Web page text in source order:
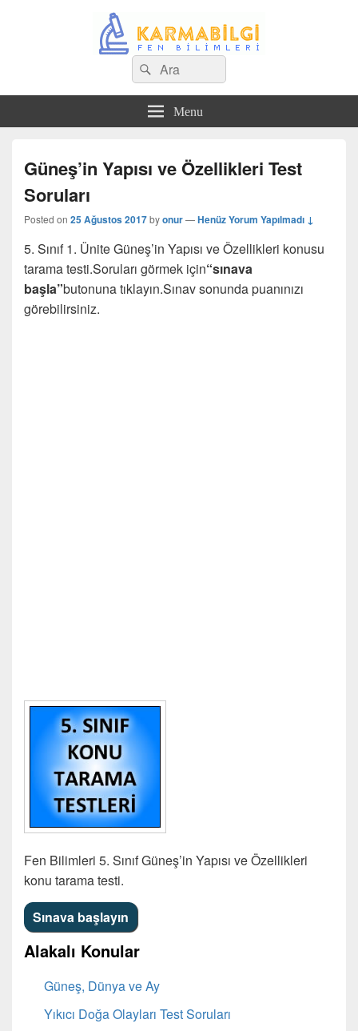
Search
for:
Ara
Menu
Güneş’in Yapısı ve Özellikleri Test
Soruları
Posted on 25 Ağustos 2017byonur—Henüz Yorum Yapılmadı ↓
5. Sınıf 1. Ünite Güneş’in Yapısı ve Özellikleri konusu
tarama testi.Soruları görmek için“sınava
başla”butonuna tıklayın.Sınav sonunda puanınızı
görebilirsiniz.
Fen Bilimleri 5. Sınıf Güneş’in Yapısı ve Özellikleri
konu tarama testi.
Alakalı Konular
Güneş, Dünya ve Ay
Yıkıcı Doğa Olayları Test Soruları